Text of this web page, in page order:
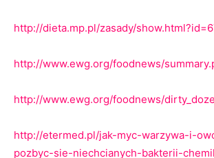
http://dieta.mp.pl/zasady/
http://www.ewg.org/foodnews/
http://www.ewg.org/foodnews/
http://etermed.pl/jak-myc-warzywa-i-
pozbyc-sie-niechcianych-bakterii-